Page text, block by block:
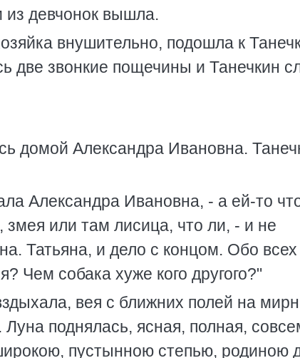
из девчонок вышла.
внушительно, подошла к
две звонкие пощечины и Танечкин
домой Александра Ивановна.
Александра Ивановна, - а ей-то
или там лисица, что ли, - и не
Татьяна, и дело с концом. Обо всех
Чем собака хуже кого другого?"
вея с ближних полей на
поднялась, ясная, полная,
пустынною степью, родиною